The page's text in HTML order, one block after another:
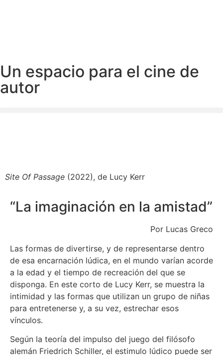
Un espacio para el cine de
autor
Site Of Passage (2022), de Lucy Kerr
“La imaginación en la amistad”
Por Lucas Greco
Las formas de divertirse, y de representarse dentro
de esa encarnación lúdica, en el mundo varían acorde
a la edad y el tiempo de recreación del que se
disponga. En este corto de Lucy Kerr, se muestra la
intimidad y las formas que utilizan un grupo de niñas
para entretenerse y, a su vez, estrechar esos
vínculos.
Según la teoría del impulso del juego del filósofo
alemán Friedrich Schiller, el estimulo lúdico puede ser